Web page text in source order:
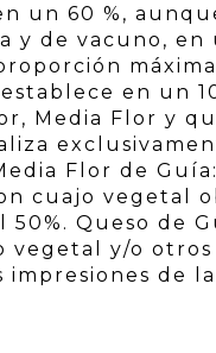
un 60 %,
y de vacuno, en
en un
Media Flor y
Flor de
cuajo vegetal
Queso de
vegetal y/o
de